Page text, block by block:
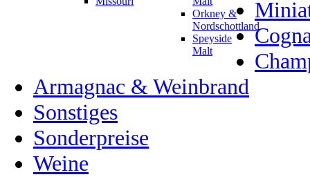
Orkney &
Nordschottland
Speyside
Malt
Armagnac & Weinbrand
Sonstiges
Sonderpreise
Weine